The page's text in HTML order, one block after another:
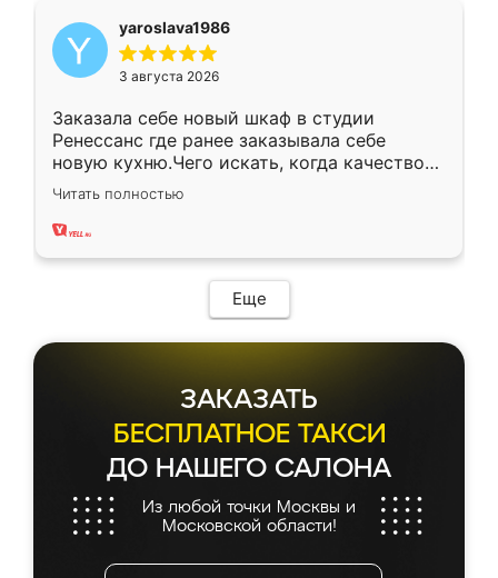
yaroslava1986
3 августа 2026
Заказала себе новый шкаф в студии
Ренессанс где ранее заказывала себе
новую кухню.Чего искать, когда качеством
вполне довольна. Служит кухня уже почти
два года, нареканий нет.
Читать полностью
Еще
ЗАКАЗАТЬ
БЕСПЛАТНОЕ ТАКСИ
ДО НАШЕГО САЛОНА
Из любой точки Москвы и
Московской области!